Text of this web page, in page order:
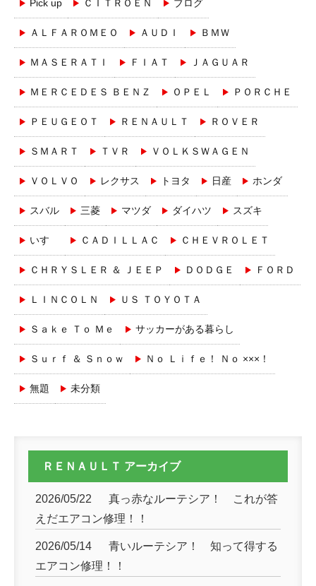
Pick up ＣＩＴＲＯＥＮ ブログ
ＡＬＦＡＲＯＭＥＯ ＡＵＤＩ ＢＭＷ
ＭＡＳＥＲＡＴＩ ＦＩＡＴ ＪＡＧＵＡＲ
ＭＥＲＣＥＤＥＳ ＢＥＮＺ ＯＰＥＬ ＰＯＲＣＨＥ
ＰＥＵＧＥＯＴ ＲＥＮＡＵＬＴ ＲＯＶＥＲ
ＳＭＡＲＴ ＴＶＲ ＶＯＬＫＳＷＡＧＥＮ
ＶＯＬＶＯ レクサス トヨタ 日産 ホンダ
スバル 三菱 マツダ ダイハツ スズキ
いすゞ ＣＡＤＩＬＬＡＣ ＣＨＥＶＲＯＬＥＴ
ＣＨＲＹＳＬＥＲ ＆ ＪＥＥＰ ＤＯＤＧＥ ＦＯＲＤ
ＬＩＮＣＯＬＮ ＵＳ ＴＯＹＯＴＡ
Ｓａｋｅ Ｔｏ Ｍｅ サッカーがある暮らし
Ｓｕｒｆ ＆ Ｓｎｏｗ Ｎｏ Ｌｉｆｅ！ Ｎｏ ×××！
無題 未分類
ＲＥＮＡＵＬＴ アーカイブ
2026/05/22
真っ赤なルーテシア！ これが答
えだエアコン修理！！
2026/05/14
青いルーテシア！ 知って得する
エアコン修理！！